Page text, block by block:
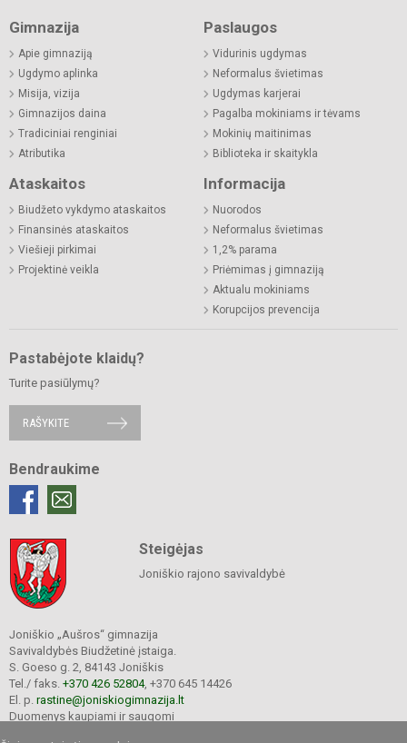
Gimnazija
Apie gimnaziją
Ugdymo aplinka
Misija, vizija
Gimnazijos daina
Tradiciniai renginiai
Atributika
Paslaugos
Vidurinis ugdymas
Neformalus švietimas
Ugdymas karjerai
Pagalba mokiniams ir tėvams
Mokinių maitinimas
Biblioteka ir skaitykla
Ataskaitos
Biudžeto vykdymo ataskaitos
Finansinės ataskaitos
Viešieji pirkimai
Projektinė veikla
Informacija
Nuorodos
Neformalus švietimas
1,2% parama
Priėmimas į gimnaziją
Aktualu mokiniams
Korupcijos prevencija
Pastabėjote klaidų?
Turite pasiūlymų?
RAŠYKITE
Bendraukime
Steigėjas
Joniškio rajono savivaldybė
Joniškio „Aušros“ gimnazija
Savivaldybės Biudžetinė įstaiga.
S. Goeso g. 2, 84143 Joniškis
Tel./ faks. +370 426 52804, +370 645 14426
El. p. rastine@joniskiogimnazija.lt
Duomenys kaupiami ir saugomi